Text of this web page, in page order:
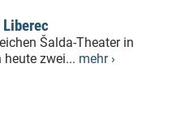
Liberec
Šalda-Theater in
heute zwei... mehr ›